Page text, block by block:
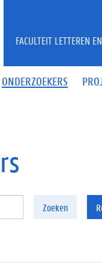
ONDERZOEKERS
FACULTEIT LETTEREN
Zoeken